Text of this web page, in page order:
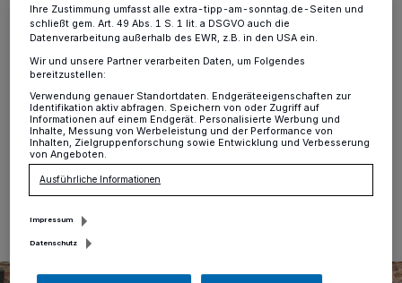
Lank-Latum·Das beliebte Volksliedersingen des
Heimatkreises Lank war wieder ein sehr schöner
Liederabend. In der gut besuchten Teloy-Mühle
erschallten aus vielen Kehlen, unterstützt von einigen
Sänger des Lanker Männerchores, Frühlings- und
Mailieder.
08.05.2026 , 08:00 Uhr
Ihre Zustimmung umfasst alle extra-tipp-am-sonntag.de-Seiten und
schließt gem. Art. 49 Abs. 1 S. 1 lit. a DSGVO auch die
Datenverarbeitung außerhalb des EWR, z.B. in den USA ein.
Wir und unsere Partner verarbeiten Daten, um Folgendes
bereitzustellen:
Verwendung genauer Standortdaten. Endgeräteeigenschaften zur
Identifikation aktiv abfragen. Speichern von oder Zugriff auf
Informationen auf einem Endgerät. Personalisierte Werbung und
Inhalte, Messung von Werbeleistung und der Performance von
Inhalten, Zielgruppenforschung sowie Entwicklung und Verbesserung
von Angeboten.
Ausführliche Informationen
Impressum
Datenschutz